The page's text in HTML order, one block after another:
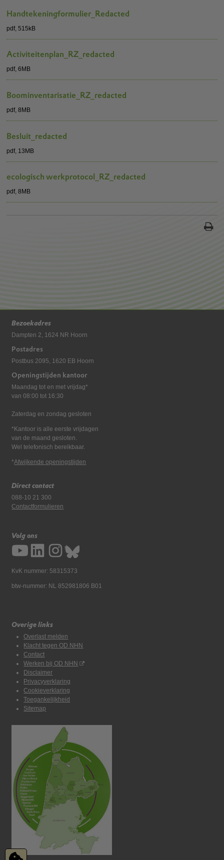
Handtekeningformulier_Redacted
pdf, 515kB
Activiteitenplan_RZ_redacted
pdf, 6MB
Boominventarisatie_RZ_redacted
pdf, 8MB
Besluit_redacted
pdf, 13MB
ecologisch werkprotocol_RZ_redacted
pdf, 8MB
Bezoekadres
Dampten 2, 1624 NR Hoorn
Postadres
Postbus 2095, 1620 EB Hoorn
Openingstijden kantoor
Maandag tot en met vrijdag*
van 08:00 tot 16:30
Zaterdag en zondag gesloten
*Kantoor is alle eerste vrijdagen
van de maand gesloten.
Wel telefonisch bereikbaar.
*Afwijkende openingstijden
Direct contact
088-10 21 300
Contactformulieren
Volg ons
KvK nummer: 58315373
btw-nummer: NL 852981806 B01
Overige links
Overlast melden
Klacht tegen OD NHN
Contact
Werken bij OD NHN
Disclaimer
Privacyverklaring
Cookieverklaring
Toegankelijkheid
Sitemap